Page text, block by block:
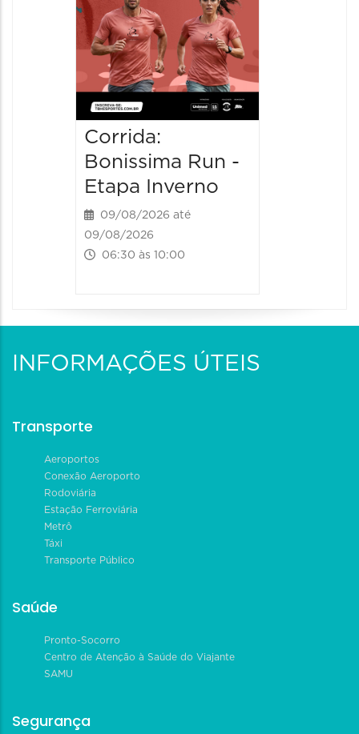
Corrida:
Bonissima Run -
Etapa Inverno
09/08/2026 até
09/08/2026
06:30 às 10:00
INFORMAÇÕES ÚTEIS
Transporte
Aeroportos
Conexão Aeroporto
Rodoviária
Estação Ferroviária
Metrô
Táxi
Transporte Público
Saúde
Pronto-Socorro
Centro de Atenção à Saúde do Viajante
SAMU
Segurança